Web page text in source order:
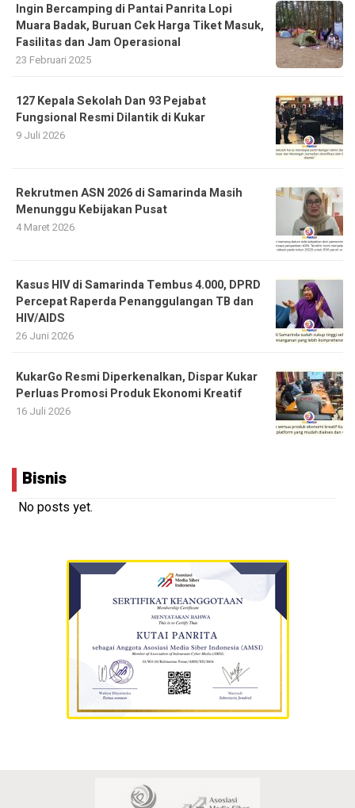
Ingin Bercamping di Pantai Panrita Lopi
Muara Badak, Buruan Cek Harga Tiket Masuk,
Fasilitas dan Jam Operasional
23 Februari 2025
127 Kepala Sekolah Dan 93 Pejabat
Fungsional Resmi Dilantik di Kukar
9 Juli 2026
Rekrutmen ASN 2026 di Samarinda Masih
Menunggu Kebijakan Pusat
4 Maret 2026
Kasus HIV di Samarinda Tembus 4.000, DPRD
Percepat Raperda Penanggulangan TB dan
HIV/AIDS
26 Juni 2026
KukarGo Resmi Diperkenalkan, Dispar Kukar
Perluas Promosi Produk Ekonomi Kreatif
16 Juli 2026
Bisnis
No posts yet.